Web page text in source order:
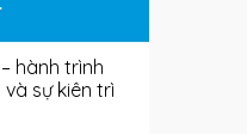
hành trình
sự kiên trì